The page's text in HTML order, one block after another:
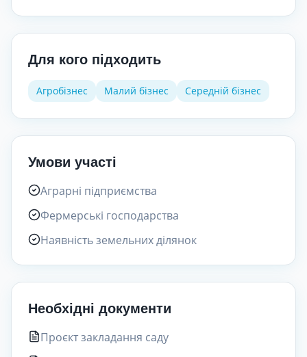
Для кого підходить
Агробізнес Малий бізнес Середній бізнес
Умови участі
Аграрні підприємства
Фермерські господарства
Наявність земельних ділянок
Необхідні документи
Проєкт закладання саду